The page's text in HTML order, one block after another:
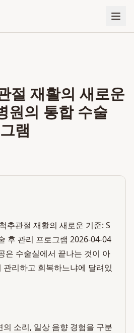
절 재활의 새로운
원의 통합 수술
램
추관절 재활의 새로운 기준: S
후 관리 프로그램 2026-04-04
은 수술실에서 끝나는 것이 아
관리하고 회복하느냐에 달려있
의 소리, 일상 음향 경험을 구분